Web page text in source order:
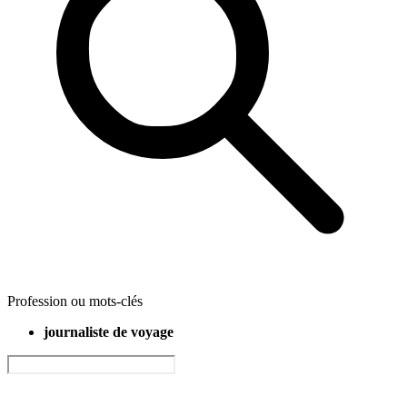
Profession ou mots-clés
journaliste de voyage